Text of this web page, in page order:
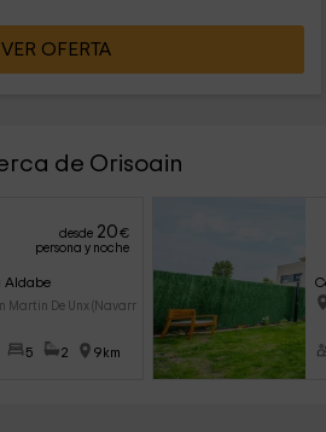
VER OFERTA
de Orisoain
desde 20€
persona y noche
Aldabe
Martin De Unx (Navarra)
5 2 9km